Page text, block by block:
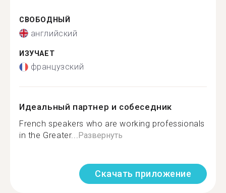
СВОБОДНЫЙ
английский
ИЗУЧАЕТ
французский
Идеальный партнер и собеседник
French speakers who are working professionals
in the Greater...Развернуть
Скачать приложение